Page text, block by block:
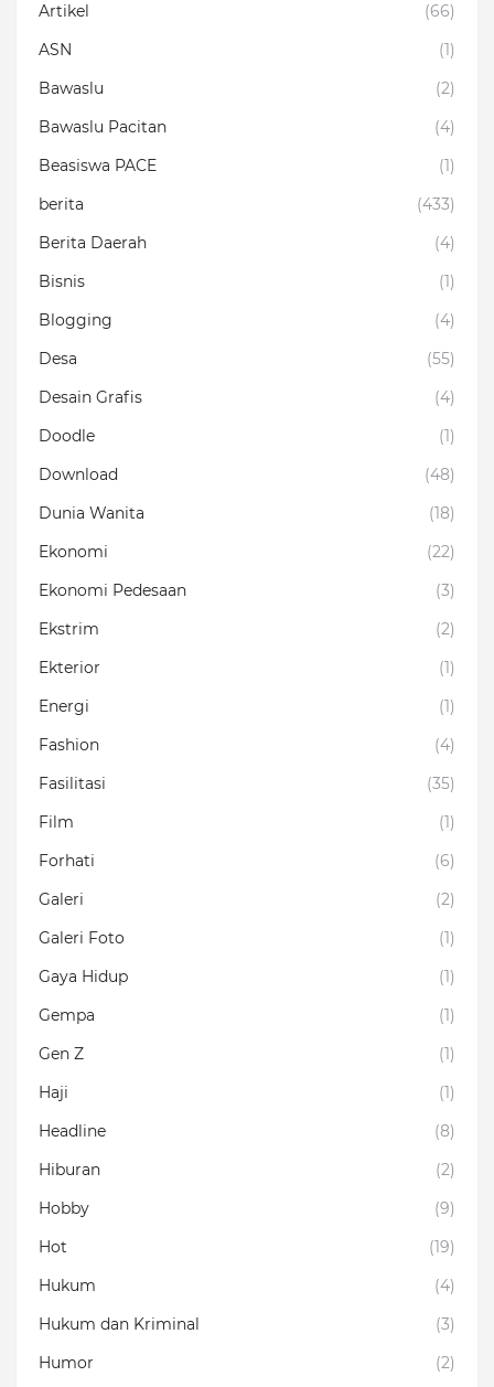
Artikel
(66)
ASN
(1)
Bawaslu
(2)
Bawaslu Pacitan
(4)
Beasiswa PACE
(1)
berita
(433)
Berita Daerah
(4)
Bisnis
(1)
Blogging
(4)
Desa
(55)
Desain Grafis
(4)
Doodle
(1)
Download
(48)
Dunia Wanita
(18)
Ekonomi
(22)
Ekonomi Pedesaan
(3)
Ekstrim
(2)
Ekterior
(1)
Energi
(1)
Fashion
(4)
Fasilitasi
(35)
Film
(1)
Forhati
(6)
Galeri
(2)
Galeri Foto
(1)
Gaya Hidup
(1)
Gempa
(1)
Gen Z
(1)
Haji
(1)
Headline
(8)
Hiburan
(2)
Hobby
(9)
Hot
(19)
Hukum
(4)
Hukum dan Kriminal
(3)
Humor
(2)